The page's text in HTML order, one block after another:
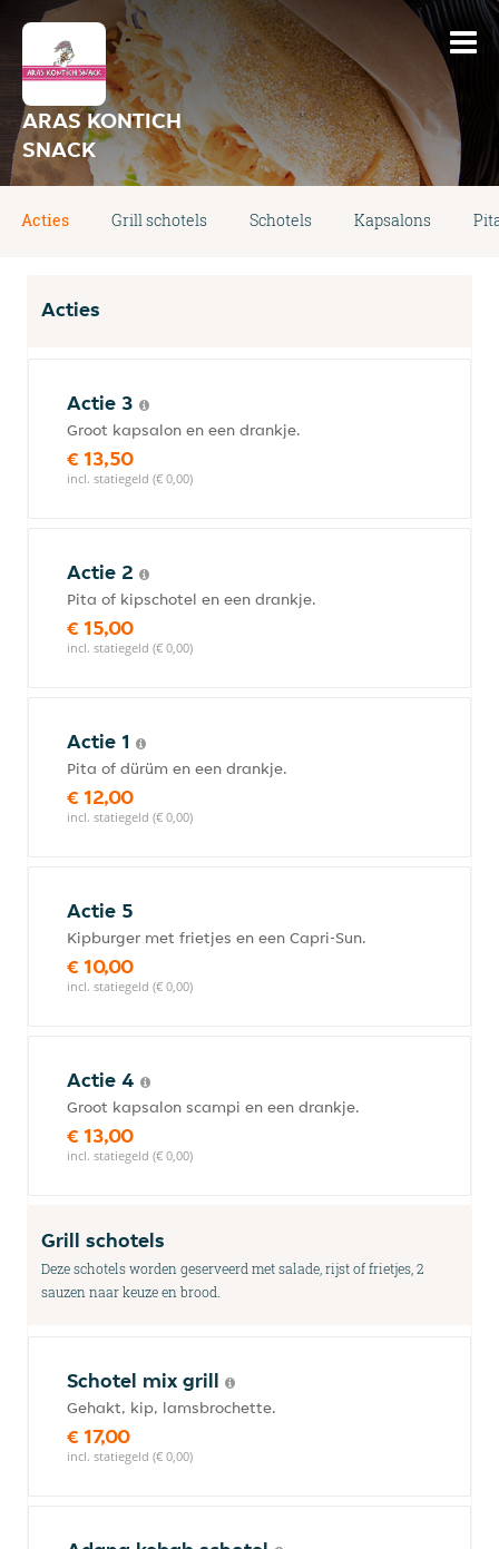
ARAS KONTICH
SNACK
Acties Grill schotels Schotels Kapsalons
Acties
Actie 3
Groot kapsalon en een drankje.
€ 13,50
incl. statiegeld (€ 0,00)
Actie 2
Pita of kipschotel en een drankje.
€ 15,00
incl. statiegeld (€ 0,00)
Actie 1
Pita of dürüm en een drankje.
€ 12,00
incl. statiegeld (€ 0,00)
Actie 5
Kipburger met frietjes en een Capri-Sun.
€ 10,00
incl. statiegeld (€ 0,00)
Actie 4
Groot kapsalon scampi en een drankje.
€ 13,00
incl. statiegeld (€ 0,00)
Grill schotels
Deze schotels worden geserveerd met salade, rijst of frietjes, 2
sauzen naar keuze en brood.
Schotel mix grill
Gehakt, kip, lamsbrochette.
€ 17,00
incl. statiegeld (€ 0,00)